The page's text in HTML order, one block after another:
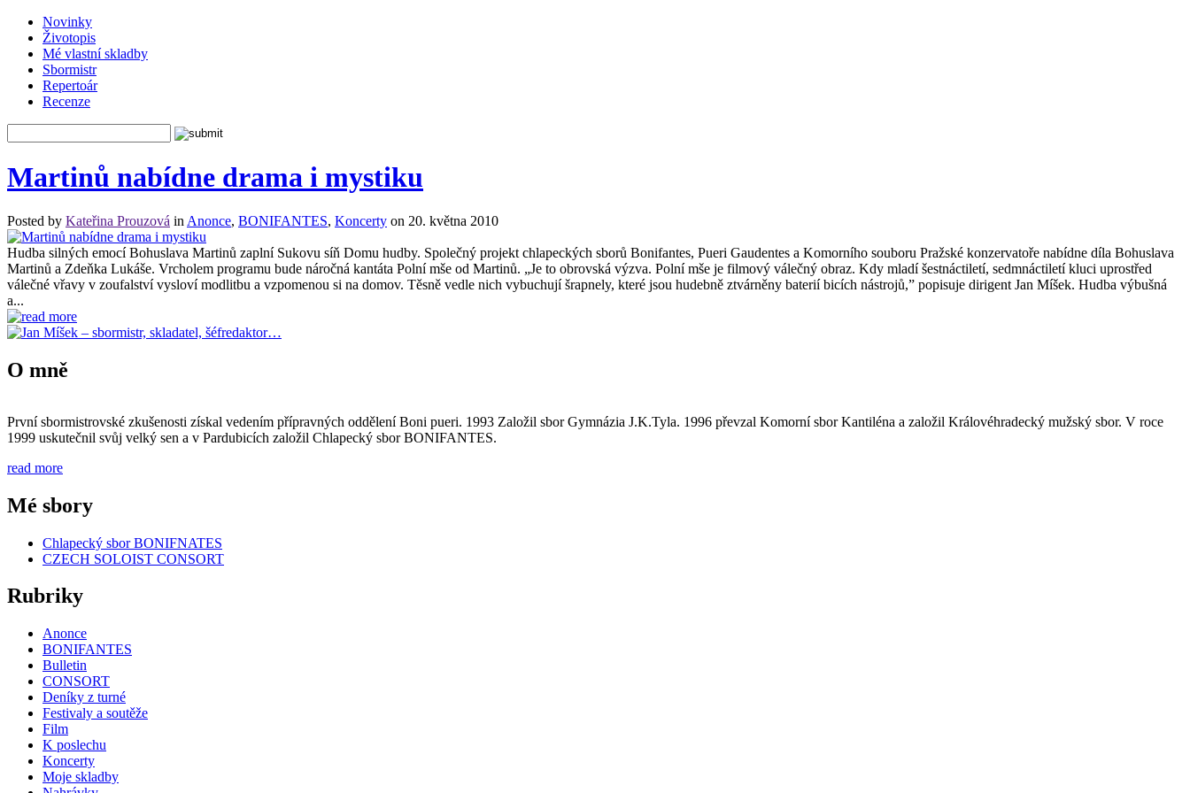
Novinky
Životopis
Mé vlastní skladby
Sbormistr
Repertoár
Recenze
Martinů nabídne drama i mystiku
Posted by Kateřina Prouzová in Anonce, BONIFANTES, Koncerty on 20. května 2010
Hudba silných emocí Bohuslava Martinů zaplní Sukovu síň Domu hudby. Společný projekt chlapeckých sborů Bonifantes, Pueri Gaudentes a Komorního souboru Pražské konzervatoře nabídne díla Bohuslava
Martinů a Zdeňka Lukáše. Vrcholem programu bude náročná kantáta Polní mše od Martinů. „Je to obrovská výzva. Polní mše je filmový válečný obraz. Kdy mladí šestnáctiletí, sedmnáctiletí kluci uprostřed
válečné vřavy v zoufalství vysloví modlitbu a vzpomenou si na domov. Těsně vedle nich vybuchují šrapnely, které jsou hudebně ztvárněny baterií bicích nástrojů,” popisuje dirigent Jan Míšek. Hudba výbušná
a...
O mně
První sbormistrovské zkušenosti získal vedením přípravných oddělení Boni pueri. 1993 Založil sbor Gymnázia J.K.Tyla. 1996 převzal Komorní sbor Kantiléna a založil Královéhradecký mužský sbor. V roce
1999 uskutečnil svůj velký sen a v Pardubicích založil Chlapecký sbor BONIFANTES.
read more
Mé sbory
Chlapecký sbor BONIFNATES
CZECH SOLOIST CONSORT
Rubriky
Anonce
BONIFANTES
Bulletin
CONSORT
Deníky z turné
Festivaly a soutěže
Film
K poslechu
Koncerty
Moje skladby